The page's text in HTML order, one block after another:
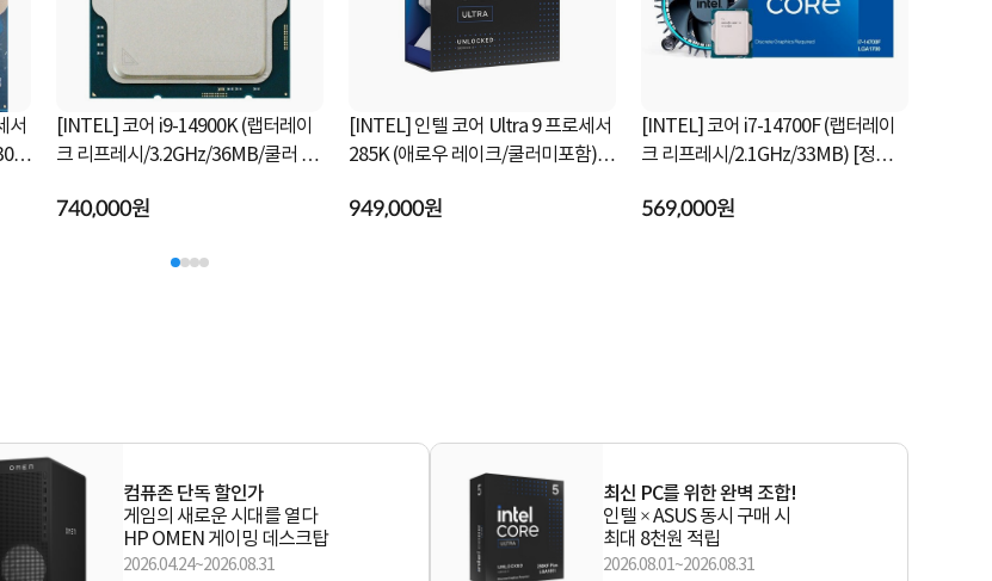
서
[INTEL] 코어 i9-14900K (랩터레이
크 리프레시/3.2GHz/36MB/쿨러 미
740,000원
[INTEL] 인텔 코어 Ultra 9 프로세서
285K (애로우 레이크/쿨러미포함)
949,000원
[INTEL] 코어 i7-14700F (랩터레이
크 리프레시/2.1GHz/33MB) [정품박
569,000원
컴퓨존 단독 할인가
게임의 새로운 시대를 열다
HP OMEN 게이밍 데스크탑
2026.04.24~2026.08.31
최신 PC를 위한 완벽 조합!
인텔 × ASUS 동시 구매 시
최대 8천원 적립
2026.08.01~2026.08.31